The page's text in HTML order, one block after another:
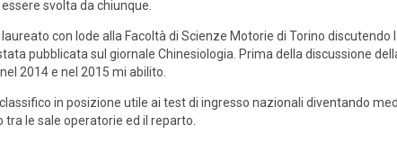
svolta da chiunque.
con lode alla Facoltà di Scienze Motorie di Torino
pubblicata sul giornale Chinesiologia. Prima della discussione
2014 e nel 2015 mi abilito.
classifico in posizione utile ai test di ingresso nazionali diventando
le sale operatorie ed il reparto.